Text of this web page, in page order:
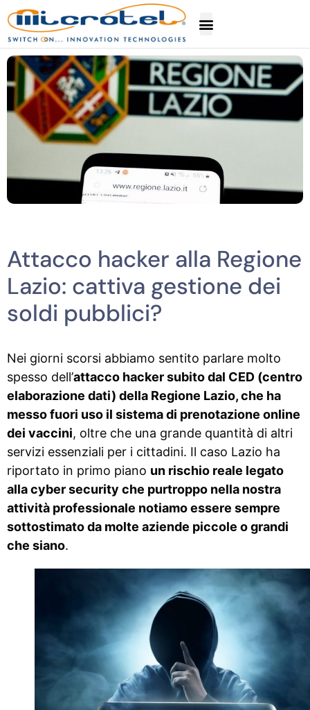
Attacco hacker alla Regione
Lazio: cattiva gestione dei
soldi pubblici?
Nei giorni scorsi abbiamo sentito parlare molto
spesso dell’attacco hacker subito dal CED (centro
elaborazione dati) della Regione Lazio, che ha
messo fuori uso il sistema di prenotazione online
dei vaccini, oltre che una grande quantità di altri
servizi essenziali per i cittadini. Il caso Lazio ha
riportato in primo piano un rischio reale legato
alla cyber security che purtroppo nella nostra
attività professionale notiamo essere sempre
sottostimato da molte aziende piccole o grandi
che siano.